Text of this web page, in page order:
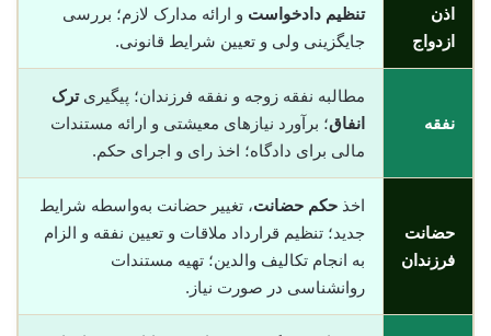
اذن
ازدواج
تنظیم دادخواست و ارائه مدارک لازم؛ بررسی
جایگزینی ولی و تعیین شرایط قانونی.
نفقه
مطالبه نفقه زوجه و نفقه فرزندان؛ پیگیریترک
انفاق؛ برآورد نیازهای معیشتی و ارائه مستندات
مالی برای دادگاه؛ اخذ رای و اجرای حکم.
حضانت
فرزندان
اخذ حکم حضانت، تغییر حضانت به‌واسطه شرایط
جدید؛ تنظیم قرارداد ملاقات و تعیین نفقه و الزام
به انجام تکالیف والدین؛ تهیه مستندات
روانشناسی در صورت نیاز.